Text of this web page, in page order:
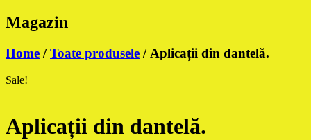
Magazin
Home /Toate produsele / Aplicații din dantelă.
Sale!
Aplicații din dantelă.